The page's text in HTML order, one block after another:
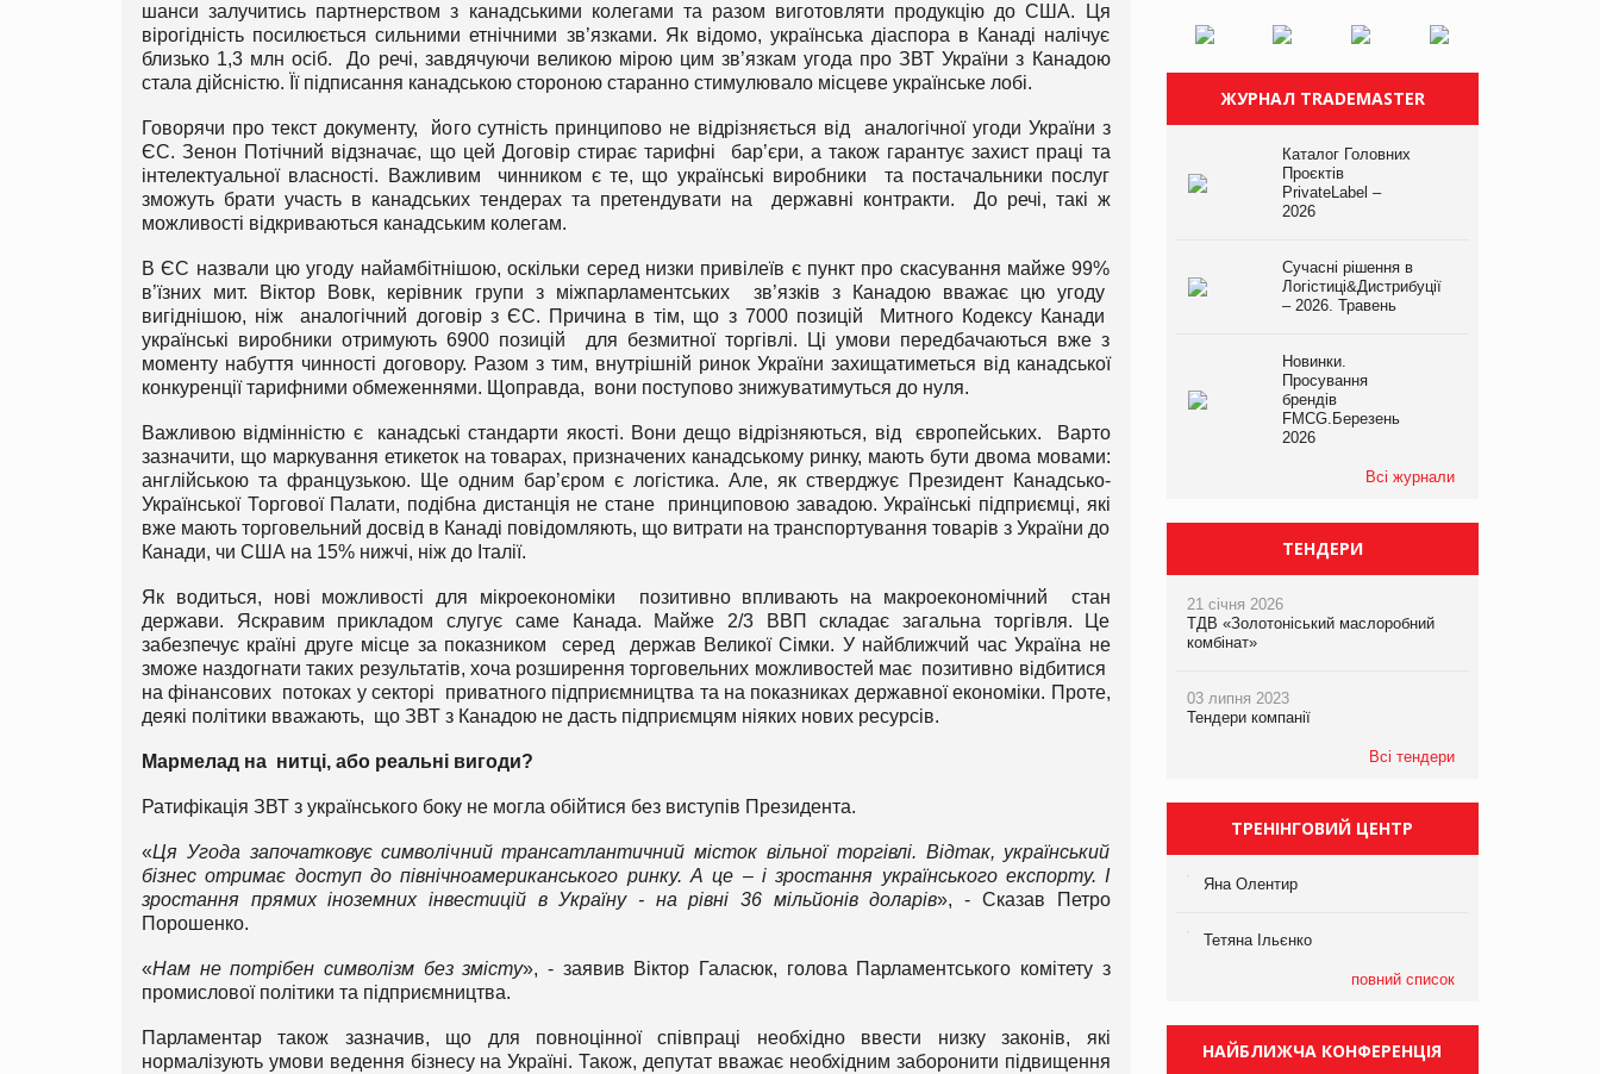
шанси залучитись партнерством з канадськими колегами та разом виготовляти продукцію до США. Ця
вірогідність посилюється сильними етнічними зв’язками. Як відомо, українська діаспора в Канаді налічує
близько 1,3 млн осіб. До речі, завдячуючи великою мірою цим зв’язкам угода про ЗВТ України з Канадою
стала дійсністю. Її підписання канадською стороною старанно стимулювало місцеве українське лобі.
Говорячи про текст документу, його сутність принципово не відрізняється від аналогічної угоди України з
ЄС. Зенон Потічний відзначає, що цей Договір стирає тарифні бар’єри, а також гарантує захист праці та
інтелектуальної власності. Важливим чинником є те, що українські виробники та постачальники послуг
зможуть брати участь в канадських тендерах та претендувати на державні контракти. До речі, такі ж
можливості відкриваються канадським колегам.
В ЄС назвали цю угоду найамбітнішою, оскільки серед низки привілеїв є пункт про скасування майже 99%
в’їзних мит. Віктор Вовк, керівник групи з міжпарламентських зв’язків з Канадою вважає цю угоду
вигіднішою, ніж аналогічний договір з ЄС. Причина в тім, що з 7000 позицій Митного Кодексу Канади
українські виробники отримують 6900 позицій для безмитної торгівлі. Ці умови передбачаються вже з
моменту набуття чинності договору. Разом з тим, внутрішній ринок України захищатиметься від канадської
конкуренції тарифними обмеженнями. Щоправда, вони поступово знижуватимуться до нуля.
Важливою відмінністю є канадські стандарти якості. Вони дещо відрізняються, від європейських. Варто
зазначити, що маркування етикеток на товарах, призначених канадському ринку, мають бути двома мовами:
англійською та французькою. Ще одним бар’єром є логістика. Але, як стверджує Президент Канадсько-
Української Торгової Палати, подібна дистанція не стане принциповою завадою. Українські підприємці, які
вже мають торговельний досвід в Канаді повідомляють, що витрати на транспортування товарів з України до
Канади, чи США на 15% нижчі, ніж до Італії.
Як водиться, нові можливості для мікроекономіки позитивно впливають на макроекономічний стан
держави. Яскравим прикладом слугує саме Канада. Майже 2/3 ВВП складає загальна торгівля. Це
забезпечує країні друге місце за показником серед держав Великої Сімки. У найближчий час Україна не
зможе наздогнати таких результатів, хоча розширення торговельних можливостей має позитивно відбитися
на фінансових потоках у секторі приватного підприємництва та на показниках державної економіки. Проте,
деякі політики вважають, що ЗВТ з Канадою не дасть підприємцям ніяких нових ресурсів.
Мармелад на нитці, або реальні вигоди?
Ратифікація ЗВТ з українського боку не могла обійтися без виступів Президента.
«Ця Угода започатковує символічний трансатлантичний місток вільної торгівлі. Відтак, український
бізнес отримає доступ до північноамериканського ринку. А це – і зростання українського експорту. І
зростання прямих іноземних інвестицій в Україну - на рівні 36 мільйонів доларів», - Сказав Петро
Порошенко.
«Нам не потрібен символізм без змісту», - заявив Віктор Галасюк, голова Парламентського комітету з
промислової політики та підприємництва.
Парламентар також зазначив, що для повноцінної співпраці необхідно ввести низку законів, які
нормалізують умови ведення бізнесу на Україні. Також, депутат вважає необхідним заборонити підвищення
ЖУРНАЛ TRADEMASTER
Каталог Головних
Проєктів
PrivateLabel –
2026
Сучасні рішення в
Логістиці&Дистрибуції
– 2026. Травень
Новинки.
Просування
брендів
FMCG.Березень
2026
Всі журнали
ТЕНДЕРИ
21 січня 2026
ТДВ «Золотоніський маслоробний
комбінат»
03 липня 2023
Тендери компанії
Всі тендери
ТРЕНІНГОВИЙ ЦЕНТР
Яна Олентир
Тетяна Ільєнко
повний список
НАЙБЛИЖЧА КОНФЕРЕНЦІЯ